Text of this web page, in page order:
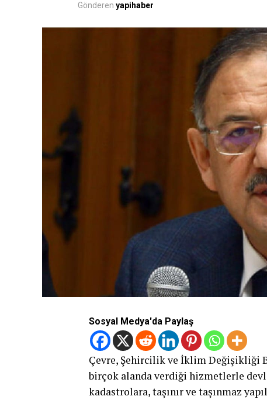
Gönderen yapihaber
Sosyal Medya'da Paylaş
Çevre, Şehircilik ve İklim Değişikliği
birçok alanda verdiği hizmetlerle
kadastrolara, taşınır ve taşınmaz